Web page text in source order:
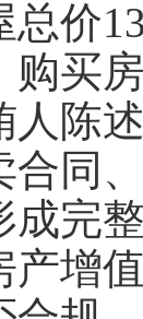
总价
购买
人陈
合同
成完
产增